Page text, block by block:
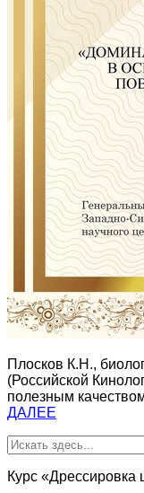
Плосков К.Н.,
(Российской
полезным
ДАЛЕЕ
Курс «Дрессировка